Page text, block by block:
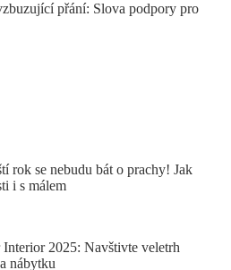
přání: Slova podpory pro
rok se nebudu bát o prachy! Jak
i s málem
Interior 2025: Navštivte veletrh
nábytku